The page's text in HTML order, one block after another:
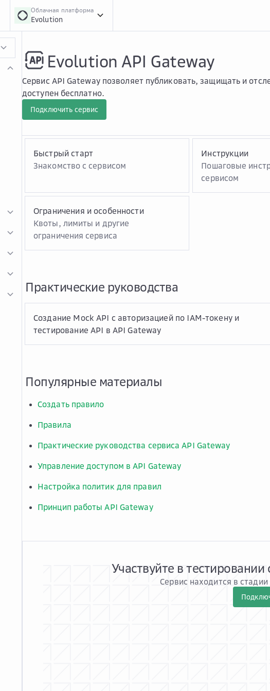
Облачная платформа
Evolution
Evolution API Gateway
Сервис API Gateway позволяет публиковать, защищать и
доступен бесплатно.
Подключить сервис
Быстрый старт
Знакомство с сервисом
Инструкции
Пошаговые
сервисом
Ограничения и особенности
Квоты, лимиты и другие
ограничения сервиса
Практические руководства
Создание Mock API с авторизацией по IAM-токену и
тестирование API в API Gateway
Популярные материалы
Создать правило
Правила
Практические руководства сервиса API Gateway
Управление доступом в API Gateway
Настройка политик для правил
Принцип работы API Gateway
Участвуйте в
Сервис находится в